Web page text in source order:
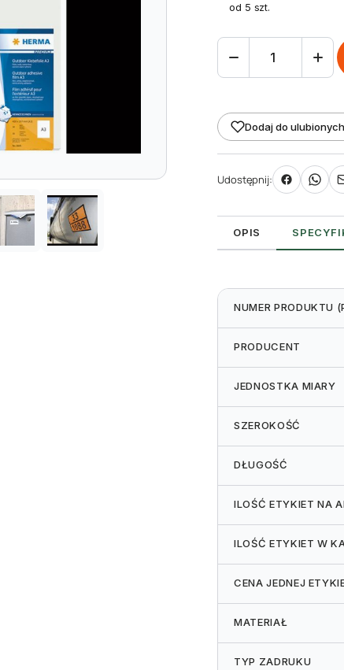
od 5 szt.
ilość
Etykieta
zewnętrzna
297
420
mm,
A3
Dodaj do ulubionych
Udostępnij:
OPIS
NUMER PRODUKTU
PRODUCENT
JEDNOSTKA MIARY
SZEROKOŚĆ
DŁUGOŚĆ
ILOŚĆ ETYKIET NA
ILOŚĆ ETYKIET W
CENA JEDNEJ
MATERIAŁ
TYP ZADRUKU